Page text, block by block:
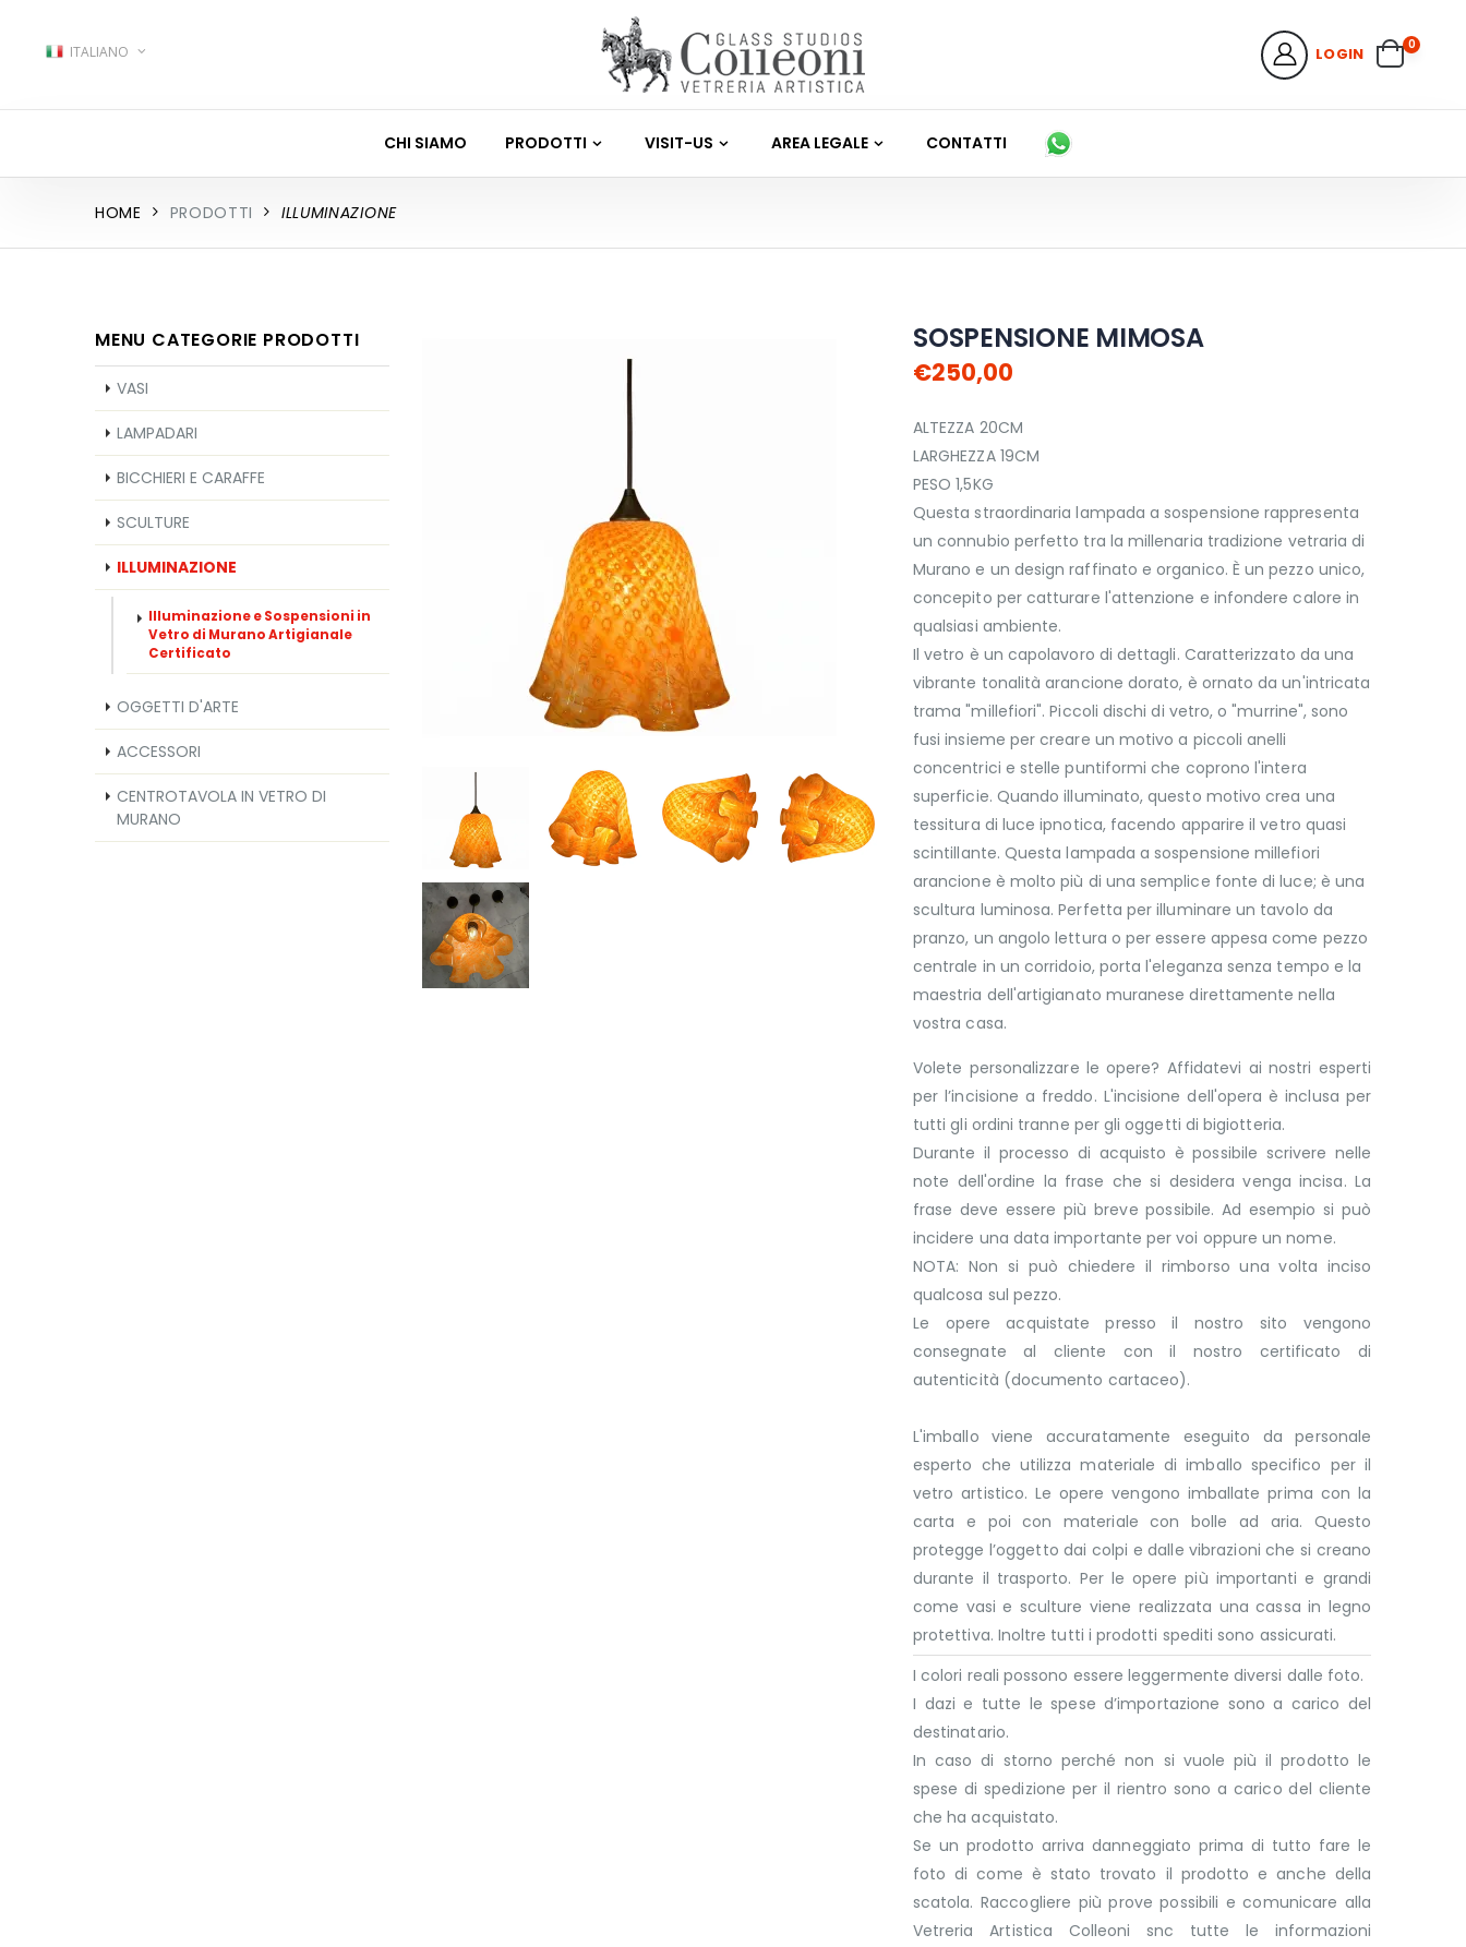
ITALIANO LOGIN 0
CHI SIAMO PRODOTTI VISIT-US AREA LEGALE CONTATTI
HOME PRODOTTI ILLUMINAZIONE
SOSPENSIONE MIMOSA
€250,00
ALTEZZA 20CM
LARGHEZZA 19CM
PESO 1,5KG
Questa straordinaria lampada a sospensione rappresenta
un connubio perfetto tra la millenaria tradizione vetraria di
Murano e un design raffinato e organico. È un pezzo unico,
concepito per catturare l'attenzione e infondere calore in
qualsiasi ambiente.
Il vetro è un capolavoro di dettagli. Caratterizzato da una
vibrante tonalità arancione dorato, è ornato da un'intricata
trama "millefiori". Piccoli dischi di vetro, o "murrine", sono
fusi insieme per creare un motivo a piccoli anelli
concentrici e stelle puntiformi che coprono l'intera
superficie. Quando illuminato, questo motivo crea una
tessitura di luce ipnotica, facendo apparire il vetro quasi
scintillante. Questa lampada a sospensione millefiori
arancione è molto più di una semplice fonte di luce; è una
scultura luminosa. Perfetta per illuminare un tavolo da
pranzo, un angolo lettura o per essere appesa come pezzo
centrale in un corridoio, porta l'eleganza senza tempo e la
maestria dell'artigianato muranese direttamente nella
vostra casa.
Volete personalizzare le opere? Affidatevi ai nostri esperti
per l’incisione a freddo. L'incisione dell'opera è inclusa per
tutti gli ordini tranne per gli oggetti di bigiotteria.
Durante il processo di acquisto è possibile scrivere nelle
note dell'ordine la frase che si desidera venga incisa. La
frase deve essere più breve possibile. Ad esempio si può
incidere una data importante per voi oppure un nome.
NOTA: Non si può chiedere il rimborso una volta inciso
qualcosa sul pezzo.
Le opere acquistate presso il nostro sito vengono
consegnate al cliente con il nostro certificato di
autenticità (documento cartaceo).
L'imballo viene accuratamente eseguito da personale
esperto che utilizza materiale di imballo specifico per il
vetro artistico. Le opere vengono imballate prima con la
carta e poi con materiale con bolle ad aria. Questo
protegge l’oggetto dai colpi e dalle vibrazioni che si creano
durante il trasporto. Per le opere più importanti e grandi
come vasi e sculture viene realizzata una cassa in legno
protettiva. Inoltre tutti i prodotti spediti sono assicurati.
I colori reali possono essere leggermente diversi dalle foto.
I dazi e tutte le spese d’importazione sono a carico del
destinatario.
In caso di storno perché non si vuole più il prodotto le
spese di spedizione per il rientro sono a carico del cliente
che ha acquistato.
Se un prodotto arriva danneggiato prima di tutto fare le
foto di come è stato trovato il prodotto e anche della
scatola. Raccogliere più prove possibili e comunicare alla
Vetreria Artistica Colleoni snc tutte le informazioni
MENU CATEGORIE PRODOTTI
VASI
LAMPADARI
BICCHIERI E CARAFFE
SCULTURE
ILLUMINAZIONE
Illuminazione e Sospensioni in
Vetro di Murano Artigianale
Certificato
OGGETTI D'ARTE
ACCESSORI
CENTROTAVOLA IN VETRO DI
MURANO